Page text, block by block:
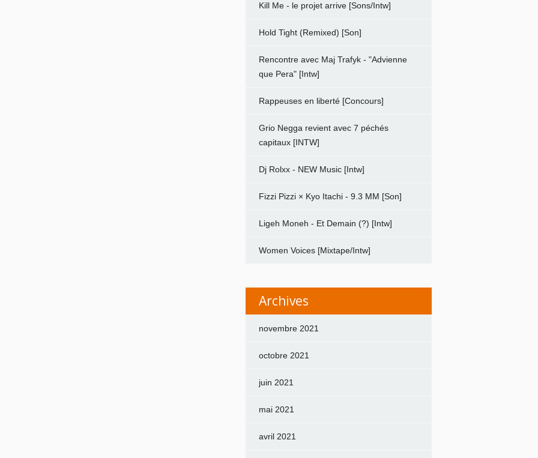
Kill Me - le projet arrive [Sons/Intw]
Hold Tight (Remixed) [Son]
Rencontre avec Maj Trafyk - "Advienne
que Pera" [Intw]
Rappeuses en liberté [Concours]
Grio Negga revient avec 7 péchés
capitaux [INTW]
Dj Rolxx - NEW Music [Intw]
Fizzi Pizzi × Kyo Itachi - 9.3 MM [Son]
Ligeh Moneh - Et Demain (?) [Intw]
Women Voices [Mixtape/Intw]
Archives
novembre 2021
octobre 2021
juin 2021
mai 2021
avril 2021